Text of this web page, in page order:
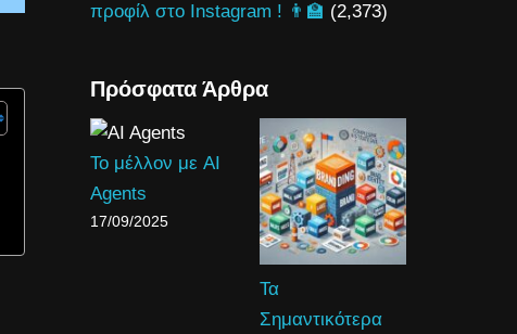
προφίλ στο Instagram ! 👨‍🏫 (2,373)
Πρόσφατα Άρθρα
Το μέλλον με AI
Agents
17/09/2025
Τα
Σημαντικότερα